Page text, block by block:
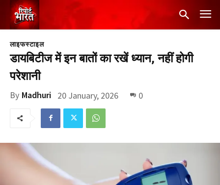
लाइफस्टाइल
डायबिटीज में इन बातों का रखें ध्यान, नहीं होगी
परेशानी
By Madhuri 20 January, 2026 0